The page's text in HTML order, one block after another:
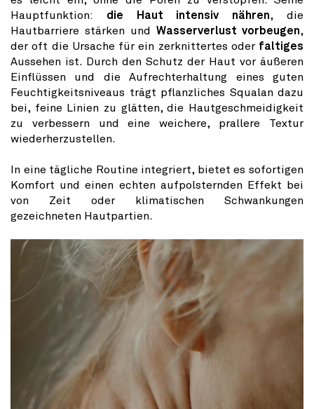
Hauptfunktion: die Haut intensiv nähren, die
Hautbarriere stärken und Wasserverlust vorbeugen,
der oft die Ursache für ein zerknittertes oder faltiges
Aussehen ist. Durch den Schutz der Haut vor äußeren
Einflüssen und die Aufrechterhaltung eines guten
Feuchtigkeitsniveaus trägt pflanzliches Squalan dazu
bei, feine Linien zu glätten, die Hautgeschmeidigkeit
zu verbessern und eine weichere, prallere Textur
wiederherzustellen.
In eine tägliche Routine integriert, bietet es sofortigen
Komfort und einen echten aufpolsternden Effekt bei
von Zeit oder klimatischen Schwankungen
gezeichneten Hautpartien.